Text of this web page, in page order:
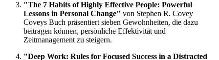
"The 7 Habits of Highly Effective People: Powerful
Lessons in Personal Change" von Stephen R. Covey
Coveys Buch präsentiert sieben Gewohnheiten, die dazu
beitragen können, persönliche Effektivität und
Zeitmanagement zu steigern.
"Deep Work: Rules for Focused Success in a Distracted